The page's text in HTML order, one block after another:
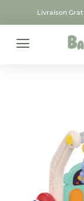
Livraison